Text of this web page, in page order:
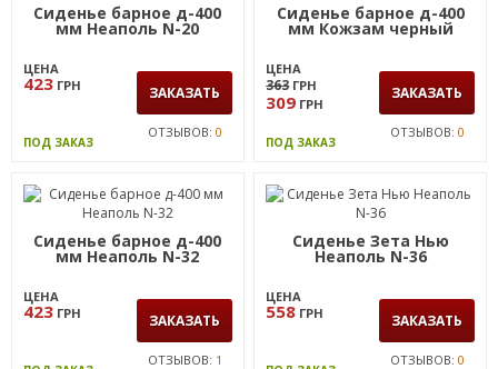
Сиденье барное д-400
мм Неаполь N-20
ЦЕНА
423 ГРН ЗАКАЗАТЬ
ПОД ЗАКАЗ
ОТЗЫВОВ: 0
Сиденье барное д-400
мм Кожзам черный
ЦЕНА
363 ГРН
309 ГРН
ЗАКАЗАТЬ
ПОД ЗАКАЗ
ОТЗЫВОВ: 0
Сиденье барное д-400
мм Неаполь N-32
ЦЕНА
423 ГРН ЗАКАЗАТЬ
ОТЗЫВОВ: 1
Сиденье Зета Нью
Неаполь N-36
ЦЕНА
558 ГРН ЗАКАЗАТЬ
ОТЗЫВОВ: 0